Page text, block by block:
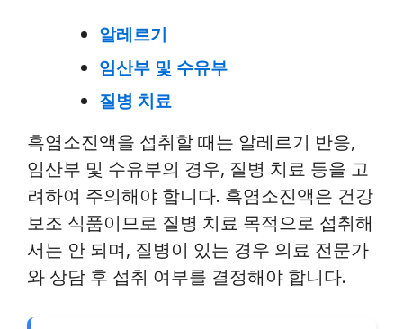
알레르기
임산부 및 수유부
질병 치료
흑염소진액을 섭취할 때는 알레르기 반응,
임산부 및 수유부의 경우, 질병 치료 등을 고
려하여 주의해야 합니다. 흑염소진액은 건강
보조 식품이므로 질병 치료 목적으로 섭취해
서는 안 되며, 질병이 있는 경우 의료 전문가
와 상담 후 섭취 여부를 결정해야 합니다.